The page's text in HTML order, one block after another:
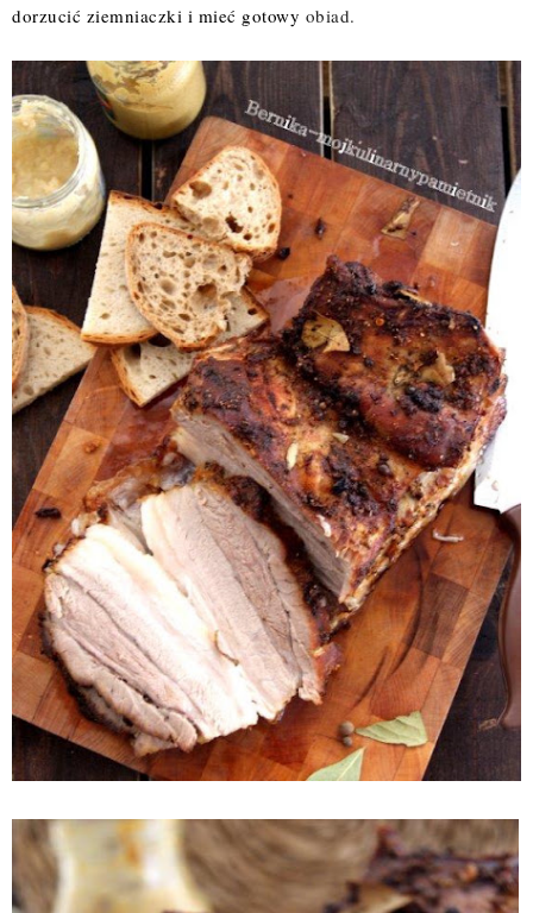
dorzucić ziemniaczki i mieć gotowy obiad.